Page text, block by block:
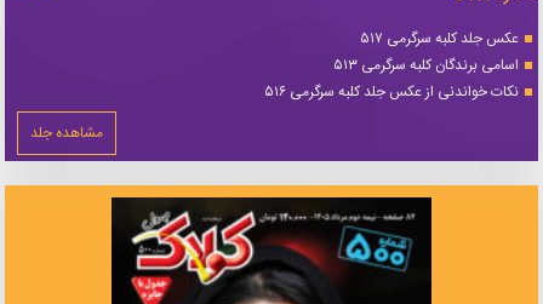
عکس جلد کلبه سرگرمی ۵۱۷
اسامی برندگان کلبه سرگرمی ۵۱۳
نکات خواندنی از عکس جلد کلبه سرگرمی ۵۱۶
مشاهده جلد